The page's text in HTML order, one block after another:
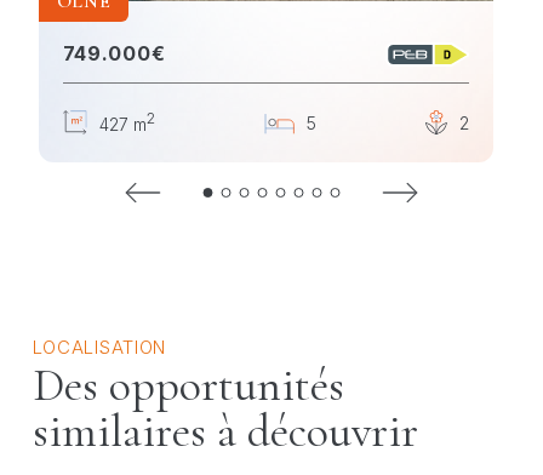
749.000€
427 m2 5 2
LOCALISATION
Des opportunités
similaires à découvrir